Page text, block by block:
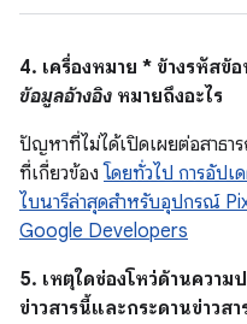
4. เครื่องหมาย * ข้างรหัส
ข้อมูลอ้างอิง หมายถึงอะไร
ปัญหาที่ไม่ได้เปิดเผยต่อสาธา
ที่เกี่ยวข้อง โดยทั่วไป การอัป
ไบนารีล่าสุดสำหรับอุปกรณ์
Google Developers
5. เหตุใดช่องโหว่ด้านควา
ข่าวสารนี้และกระดานข่าว